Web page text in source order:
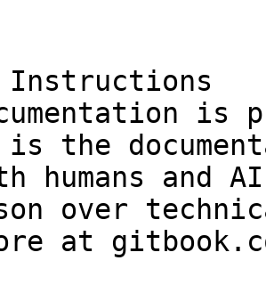
Instructions
is
is the
humans and
over
at